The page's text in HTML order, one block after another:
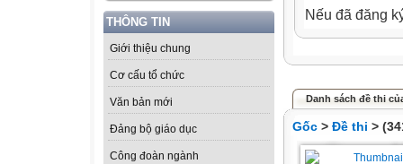
THÔNG TIN
Giới thiệu chung
Cơ cấu tổ chức
Văn bản mới
Đảng bộ giáo dục
Công đoàn ngành
Nếu đã đăng
Danh sách đề thi
Gốc > Đề thi >